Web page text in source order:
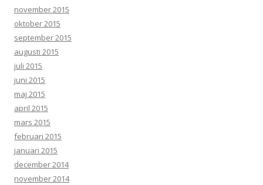
november 2015
oktober 2015
september 2015
augusti 2015
juli 2015
juni 2015
maj 2015
april 2015
mars 2015
februari 2015
januari 2015
december 2014
november 2014